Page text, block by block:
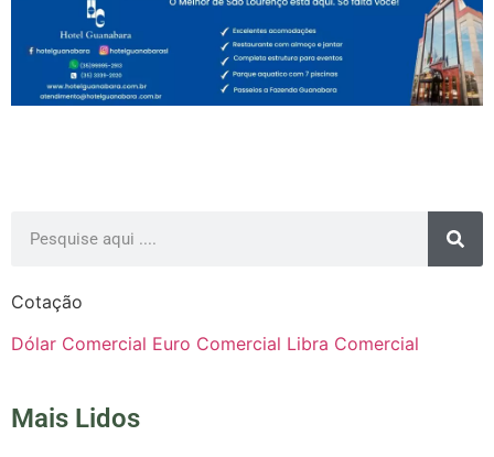
Cotação
Dólar Comercial Euro Comercial Libra Comercial
Mais Lidos